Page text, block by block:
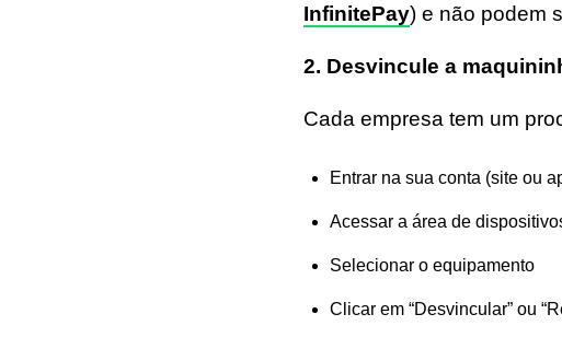
InfinitePay) e não podem
2. Desvincule a
Cada empresa tem um
Entrar na sua conta (site ou
Acessar a área de
Selecionar o equipamento
Clicar em “Desvincular” ou